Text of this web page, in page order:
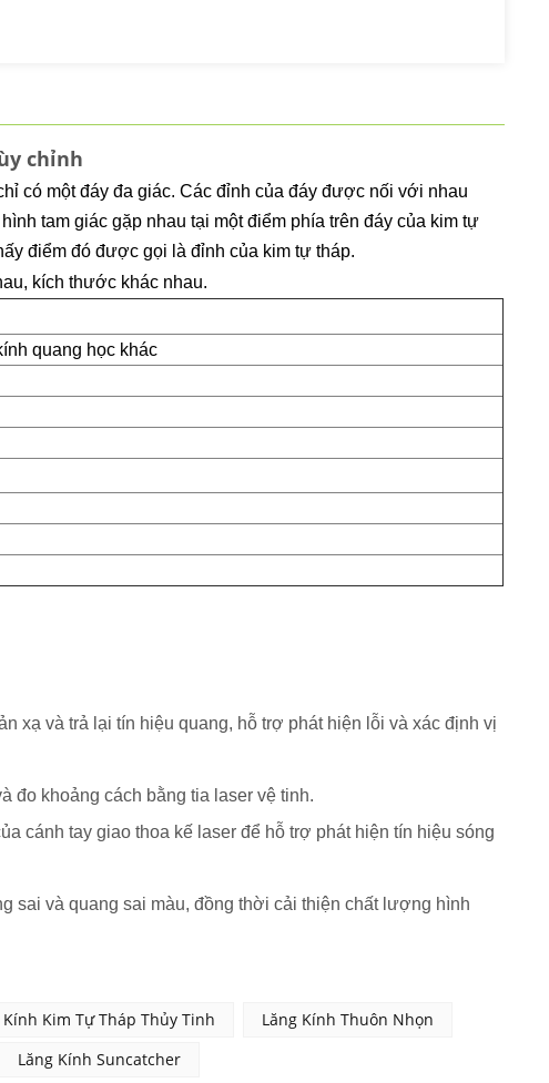
chỉnh
có một đáy đa giác. Các đỉnh của đáy được nối với nhau
tam giác gặp nhau tại một điểm phía trên đáy của kim tự
điểm đó được gọi là đỉnh của kim tự tháp.
kích thước khác nhau.
quang học khác
xạ và trả lại tín hiệu quang, hỗ trợ phát hiện lỗi và xác định vị
đo khoảng cách bằng tia laser vệ tinh.
cánh tay giao thoa kế laser để hỗ trợ phát hiện tín hiệu sóng
sai và quang sai màu, đồng thời cải thiện chất lượng hình
Kính Kim Tự Tháp Thủy Tinh
Lăng Kính Thuôn Nhọn
Lăng Kính Suncatcher